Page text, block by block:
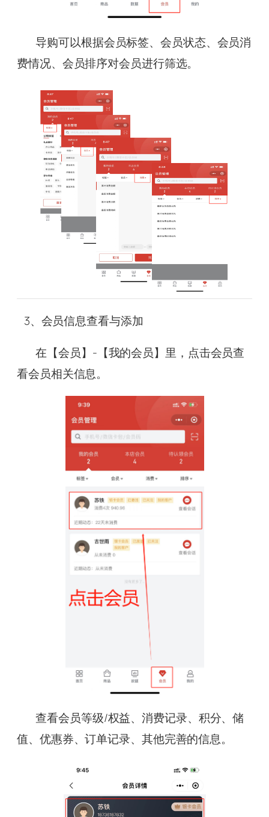
导购可以根据会员标签、会员状态、会员消
费情况、会员排序对会员进行筛选。
3、会员信息查看与添加
在【会员】-【我的会员】里，点击会员查
看会员相关信息。
查看会员等级/权益、消费记录、积分、储
值、优惠券、订单记录、其他完善的信息。